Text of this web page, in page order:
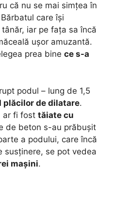
că nu se mai simțea în
care își
iar pe fața sa încă
ușor amuzantă.
prea bine ce s-a
podul – lung de 1,5
plăcilor de dilatare.
ar fi fost tăiate cu
de beton s-au prăbușit
a podului, care încă
susținere, se pot vedea
mașini.